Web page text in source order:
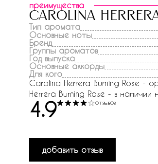
преимущества
carolina
Тип аромата
Основные ноты
Бренд
Группы ароматов
Год выпуска
Основные аккорды
Для кого
Carolina Herrera Burning Rose -
Herrera Burning Rose - в
4.9 отзывов
добавить отзыв